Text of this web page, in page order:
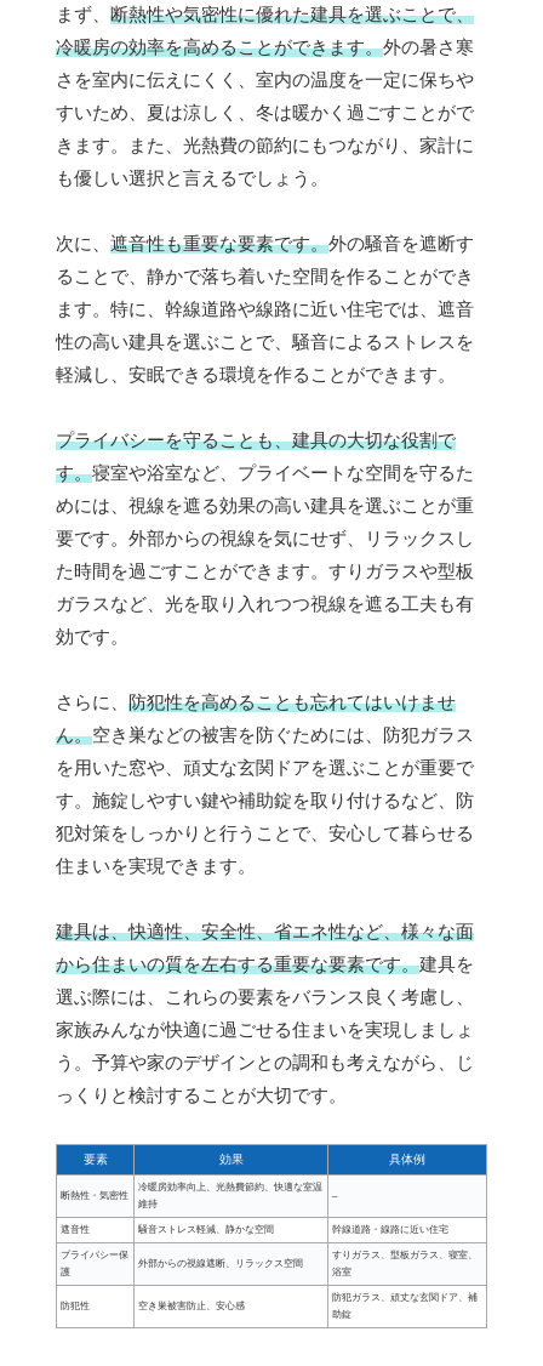
まず、 断熱性や気密性に優れた建具を選ぶことで、
冷暖房の効率を高めることができます。外の暑さ寒
さを室内に伝えにくく、室内の温度を一定に保ちや
すいため、夏は涼しく、冬は暖かく過ごすことがで
きます。また、光熱費の節約にもつながり、家計に
も優しい選択と言えるでしょう。
次に、 遮音性も重要な要素です。外の騒音を遮断す
ることで、静かで落ち着いた空間を作ることができ
ます。特に、幹線道路や線路に近い住宅では、遮音
性の高い建具を選ぶことで、騒音によるストレスを
軽減し、安眠できる環境を作ることができます。
プライバシーを守ることも、建具の大切な役割で
す。寝室や浴室など、プライベートな空間を守るた
めには、視線を遮る効果の高い建具を選ぶことが重
要です。外部からの視線を気にせず、リラックスし
た時間を過ごすことができます。すりガラスや型板
ガラスなど、光を取り入れつつ視線を遮る工夫も有
効です。
さらに、 防犯性を高めることも忘れてはいけませ
ん。空き巣などの被害を防ぐためには、防犯ガラス
を用いた窓や、頑丈な玄関ドアを選ぶことが重要で
す。施錠しやすい鍵や補助錠を取り付けるなど、防
犯対策をしっかりと行うことで、安心して暮らせる
住まいを実現できます。
建具は、快適性、安全性、省エネ性など、様々な面
から住まいの質を左右する重要な要素です。建具を
選ぶ際には、これらの要素をバランス良く考慮し、
家族みんなが快適に過ごせる住まいを実現しましょ
う。予算や家のデザインとの調和も考えながら、じ
っくりと検討することが大切です。
要素 効果 具体例
断熱性・気密性
冷暖房効率向上、光熱費節約、快適な室温
維持
–
遮音性 騒音ストレス軽減、静かな空間 幹線道路・線路に近い住宅
プライバシー保
護
外部からの視線遮断、リラックス空間
すりガラス、型板ガラス、寝室、
浴室
防犯性 空き巣被害防止、安心感
防犯ガラス、頑丈な玄関ドア、補
助錠